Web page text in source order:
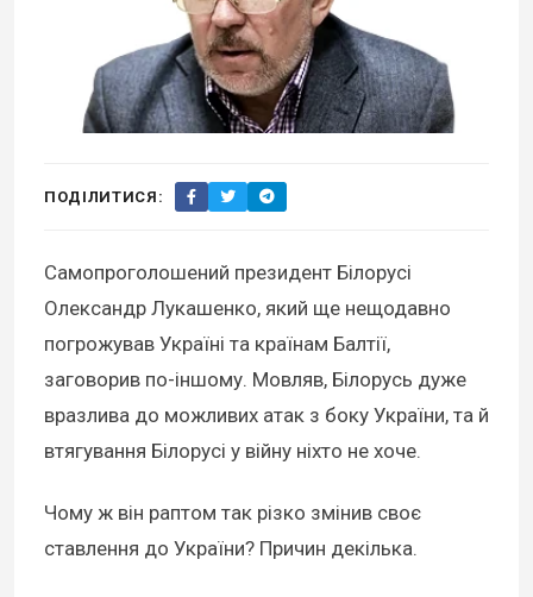
ПОДІЛИТИСЯ:
Самопроголошений президент Білорусі
Олександр Лукашенко, який ще нещодавно
погрожував Україні та країнам Балтії,
заговорив по-іншому. Мовляв, Білорусь дуже
вразлива до можливих атак з боку України, та й
втягування Білорусі у війну ніхто не хоче.
Чому ж він раптом так різко змінив своє
ставлення до України? Причин декілька.